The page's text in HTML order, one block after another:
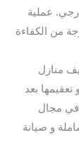
عملية
من الكفاءة
منازل
بعد
في مجال
و صيانة